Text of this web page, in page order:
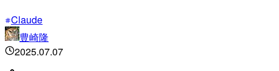
Claude
豊崎隆
2025.07.07